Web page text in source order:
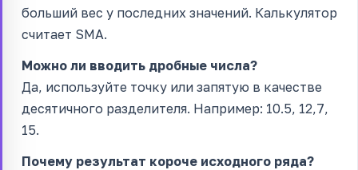
больший вес у последних значений. Калькулятор
считает SMA.
Можно ли вводить дробные числа?
Да, используйте точку или запятую в качестве
десятичного разделителя. Например: 10.5, 12,7,
15.
Почему результат короче исходного ряда?